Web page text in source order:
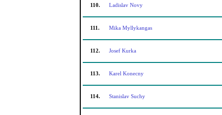
110. Ladislav Novy
111. Mika Myllykangas
112. Josef Kurka
113. Karel Konecny
114. Stanislav Suchy